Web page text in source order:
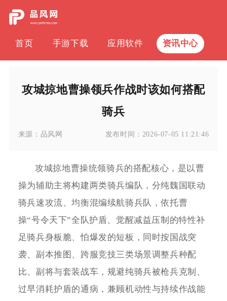
首页 手游下载 应用软件 资讯中心
攻城掠地曹操领兵作战时该如何搭配
骑兵
来源： 品风网 发布时间： 2026-07-05 11:21:46
攻城掠地曹操统领骑兵的搭配核心，是以曹
操为辅助主将构建两类骑兵编队，分纯魏国联动
骑兵速攻流、均衡混编续航骑兵队，依托曹
操“号令天下”全队护盾、觉醒减益压制的特性补
足骑兵身板脆、怕爆发的短板，同时按国战突
袭、副本推图、跨服竞技三类场景调整兵种配
比、副将与套装战车，规避纯骑兵被枪兵克制、
过早消耗护盾的通病，兼顾机动性与持续作战能